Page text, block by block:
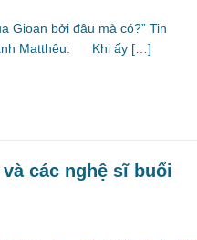
bởi đâu mà có?” Tin
Matthêu: Khi ấy […]
các nghệ sĩ buổi